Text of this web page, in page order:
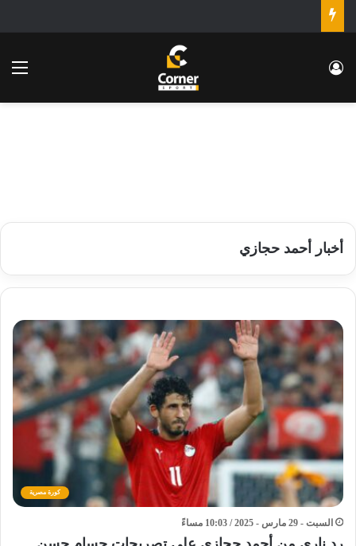
تسجيل الدخول
أخبار أحمد حجازي
كورة مصرية
السبت - 29 مارس - 2025 / 10:03 مساءً